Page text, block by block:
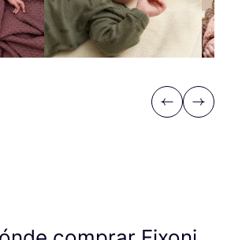
Previous
Next